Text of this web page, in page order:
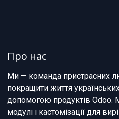
Про нас
Ми — команда пристрасних
покращити життя
допомогою продуктів Odoo.
модулі і кастомізації для